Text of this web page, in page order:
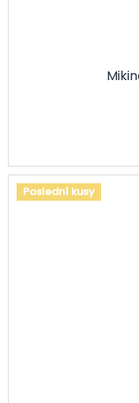
Poslední kusy